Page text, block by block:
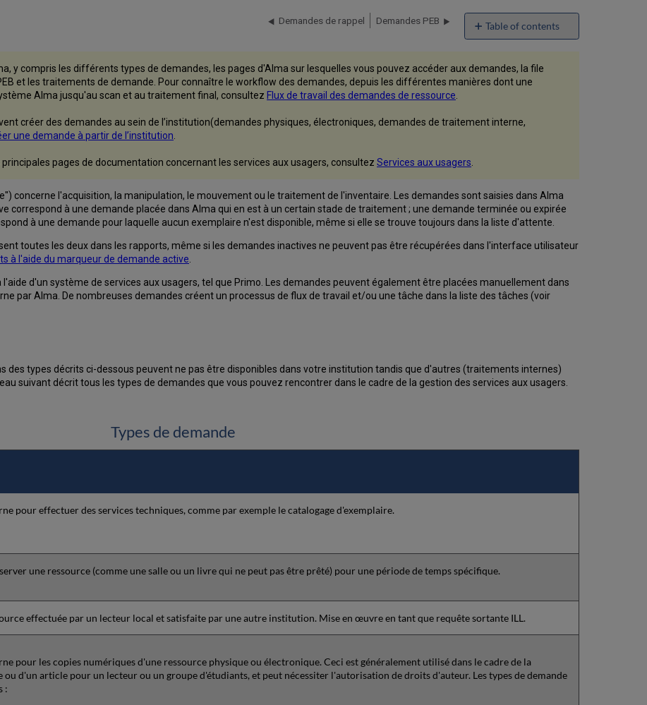
Table of contents
demande
Pages
File
d'attente
demande
de
la
demande
demandes
individuelles
Demande
de
Manuel
Planifié
Demandes de rappel Demandes PEB
y compris les différents types de demandes, les pages d'Alma sur lesquelles vous pouvez accéder aux demandes, la file
et les traitements de demande. Pour connaître le workflow des demandes, depuis les différentes manières dont une
Alma jusqu'au scan et au traitement final, consultez Flux de travail des demandes de ressource
créer des demandes au sein de l’institution(demandes physiques, électroniques, demandes de traitement interne,
une demande à partir de l’institution
pages de documentation concernant les services aux usagers, consultez Services aux usagers
concerne l'acquisition, la manipulation, le mouvement ou le traitement de l'inventaire. Les demandes sont saisies dans Alma
correspond à une demande placée dans Alma qui en est à un certain stade de traitement ; une demande terminée ou expirée
à une demande pour laquelle aucun exemplaire n'est disponible, même si elle se trouve toujours dans la liste d'attente.
toutes les deux dans les rapports, même si les demandes inactives ne peuvent pas être récupérées dans l'interface utilisateur
à l'aide du marqueur de demande active.
d'un système de services aux usagers, tel que Primo. Les demandes peuvent également être placées manuellement dans
par Alma. De nombreuses demandes créent un processus de flux de travail et/ou une tâche dans la liste des tâches (voir
des types décrits ci-dessous peuvent ne pas être disponibles dans votre institution tandis que d'autres (traitements internes)
suivant décrit tous les types de demandes que vous pouvez rencontrer dans le cadre de la gestion des services aux usagers.
Types de demande
pour effectuer des services techniques, comme par exemple le catalogage d'exemplaire.
une ressource (comme une salle ou un livre qui ne peut pas être prêté) pour une période de temps spécifique.
effectuée par un lecteur local et satisfaite par une autre institution. Mise en œuvre en tant que requête sortante ILL.
pour les copies numériques d'une ressource physique ou électronique. Ceci est généralement utilisé dans le cadre de la
d'un article pour un lecteur ou un groupe d'étudiants, et peut nécessiter l'autorisation de droits d'auteur. Les types de demande
: